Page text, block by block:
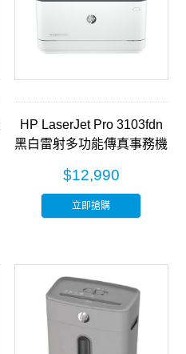
HP LaserJet Pro 3103fdn
黑白雷射多功能傳真事務機
$12,990
立即搶購